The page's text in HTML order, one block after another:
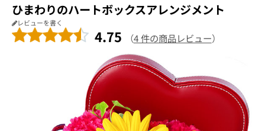
ひまわりのハートボックスアレンジメント
レビューを書く
4.75 （4 件の商品レビュー）